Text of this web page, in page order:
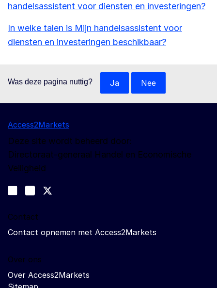
handelsassistent voor diensten en investeringen?
In welke talen is Mijn handelsassistent voor
diensten en investeringen beschikbaar?
Was deze pagina nuttig? Ja Nee
Access2Markets
Deze site wordt beheerd door:
Directoraat-generaal Handel en Economische
Veiligheid
Join us on LinkedIn
Trade-Off podcast
Contact
Contact opnemen met Access2Markets
Over ons
Over Access2Markets